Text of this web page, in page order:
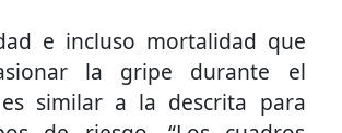
e incluso mortalidad que
la gripe durante el
similar a la descrita para